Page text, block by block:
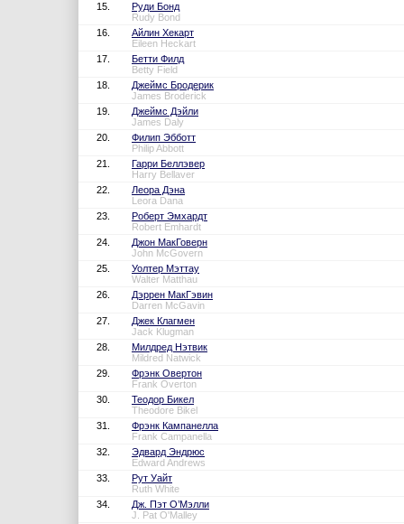
15.
Руди Бонд
Rudy Bond
16.
Айлин Хекарт
Eileen Heckart
17.
Бетти Филд
Betty Field
18.
Джеймс Бродерик
James Broderick
19.
Джеймс Дэйли
James Daly
20.
Филип Эбботт
Philip Abbott
21.
Гарри Беллэвер
Harry Bellaver
22.
Леора Дэна
Leora Dana
23.
Роберт Эмхардт
Robert Emhardt
24.
Джон МакГоверн
John McGovern
25.
Уолтер Мэттау
Walter Matthau
26.
Дэррен МакГэвин
Darren McGavin
27.
Джек Клагмен
Jack Klugman
28.
Милдред Нэтвик
Mildred Natwick
29.
Фрэнк Овертон
Frank Overton
30.
Теодор Бикел
Theodore Bikel
31.
Фрэнк Кампанелла
Frank Campanella
32.
Эдвард Эндрюс
Edward Andrews
33.
Рут Уайт
Ruth White
34.
Дж. Пэт О’Мэлли
J. Pat O'Malley